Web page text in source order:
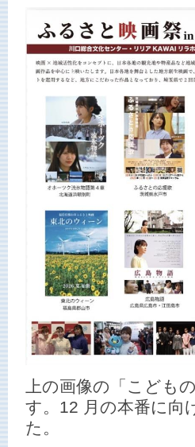
上の画像の「こども
す。12 月の本番に向
た。